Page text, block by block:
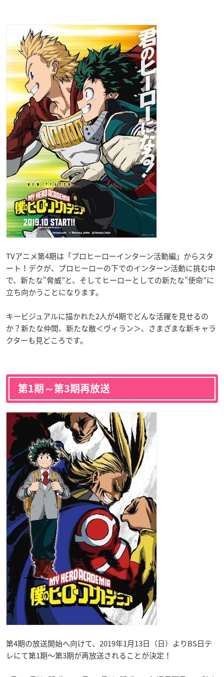
TVアニメ第4期は「プロヒーローインターン活動編」からスタ
ート！デクが、プロヒーローの下でのインターン活動に挑む中
で、新たな“脅威”と、そしてヒーローとしての新たな“使命”に
立ち向かうことになります。
キービジュアルに描かれた2人が4期でどんな活躍を見せるの
か？新たな仲間、新たな敵＜ヴィラン＞、さまざまな新キャラ
クターも見どころです。
第1期～第3期再放送
第4期の放送開始へ向けて、2019年1月13日（日）よりBS日テ
レにて第1期～第3期が再放送されることが決定！